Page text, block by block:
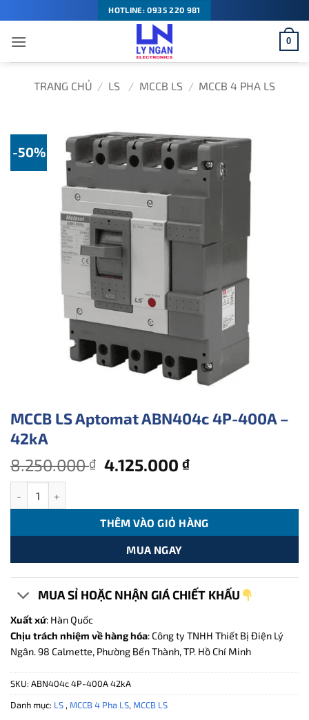
qua
nội
dung
HOTLINE: 0935 220 981
0
TRANG CHỦ / LS / MCCB LS / MCCB 4 PHA LS
-50%
MCCB LS Aptomat ABN404c 4P-400A –
42kA
8.250.000₫ Giá
8.250.000 ₫.
4.125.000₫Giá
là:
4.125.000 ₫.
THÊM VÀO GIỎ HÀNG
MUA NGAY
MUA SỈ HOẶC NHẬN GIÁ CHIẾT KHẤU
Xuất xứ: Hàn Quốc
Chịu trách nhiệm về hàng hóa: Công ty TNHH Thiết Bị Điện Lý
Ngân. 98 Calmette, Phường Bến Thành, TP. Hồ Chí Minh
SKU: ABN404c 4P-400A 42kA
Danh mục: LS , MCCB 4 Pha LS, MCCB LS